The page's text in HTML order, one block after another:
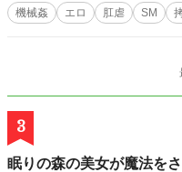
機械姦 エロ 肛虐 SM
3
眠りの森の美女が魔法を